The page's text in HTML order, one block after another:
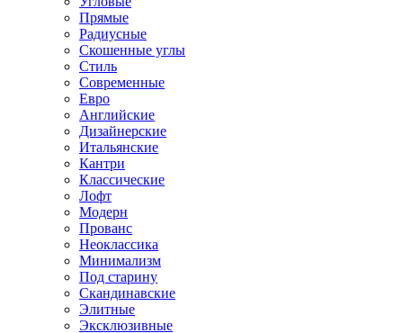
Прямые
Радиусные
Скошенные углы
Стиль
Современные
Евро
Английские
Дизайнерские
Итальянские
Кантри
Классические
Лофт
Модерн
Прованс
Неоклассика
Минимализм
Под старину
Скандинавские
Элитные
Эксклюзивные